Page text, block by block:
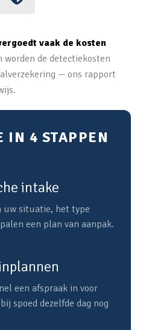
vaak de kosten
worden de detectiekosten
— ons rapport
IN 4 STAPPEN
intake
uw situatie, het type
een plan van aanpak.
een afspraak in voor
spoed dezelfde dag nog